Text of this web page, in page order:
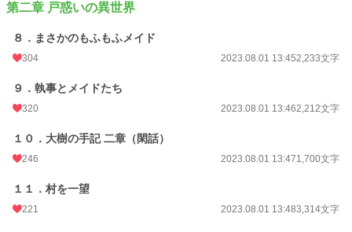
年間ポイント 326,741 pt (1,778 位)
累計ポイント 817,981 pt (7,003 位)
第二章 戸惑いの異世界
８．まさかのもふもふメイド
304 2023.08.01 13:452,233文字
９．執事とメイドたち
320 2023.08.01 13:462,212文字
１０．大樹の手記 二章（閑話）
246 2023.08.01 13:471,700文字
１１．村を一望
221 2023.08.01 13:483,314文字